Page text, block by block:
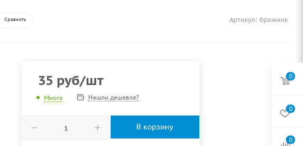
Сравнить Артикул: бражник
35 руб/шт
Много Нашли дешевле?
В корзину
0
0
0